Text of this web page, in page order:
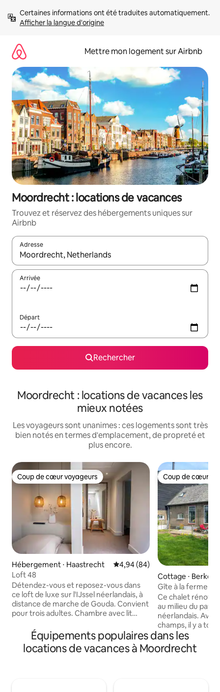
directement
Afficher la langue d'origine
Mettre mon logement sur Airbnb
Moordrecht : locations de vacances
Trouvez et réservez des hébergements uniques sur
Airbnb
Adresse
Lorsque les résultats s'affichent, utilisez les flèches vers le
Arrivée
Départ
Rechercher
Moordrecht : locations de vacances les
mieux notées
Les voyageurs sont unanimes : ces logements sont très
bien notés en termes d'emplacement, de propreté et
plus encore.
Coup de cœur voyageurs
Coup de cœur voyageurs
Hébergement ⋅ Haastrecht Évaluation moyenne sur la
4,94 (84)
Loft 48
Détendez-vous et reposez-vous dans
ce loft de luxe sur l'IJssel néerlandais, à
distance de marche de Gouda. Convient
pour trois adultes. Chambre avec lit
Profitez d'une cuisine entièrement
équipée et d'une terrasse au bord de
l'eau pour dîner et vous détendre en
Coup de cœur
Coup de cœur
Cottage ⋅
Gîte à la ferme
Polder
Ce chalet rénové
au milieu du
néerlandais.
champs, il y a
voir, que ce soit
action, des
kestrel qui plane.
Équipements populaires dans les
locations de vacances à Moordrecht